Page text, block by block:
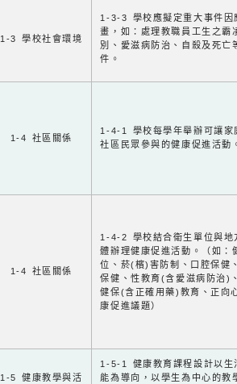
1-3 學校社會環境
1-3-3 學校應擬定重大事件因
畫，如：處理教職員工生之霸
別、愛滋病防治、自殺及死亡
件。
1-4 社區關係
1-4-1 學校每學年舉辦可讓家
社區民眾參與的健康促進活動
1-4 社區關係
1-4-2 學校結合衛生單位與地
體辦理健康促進活動。（如：
位、菸(檳)害防制、口腔保健
保健、性教育(含愛滋病防治)
健保(含正確用藥)教育、正向
康促進議題）
1-5 健康教學與活
1-5-1 健康教育課程設計以生
能為導向，以學生為中心的教